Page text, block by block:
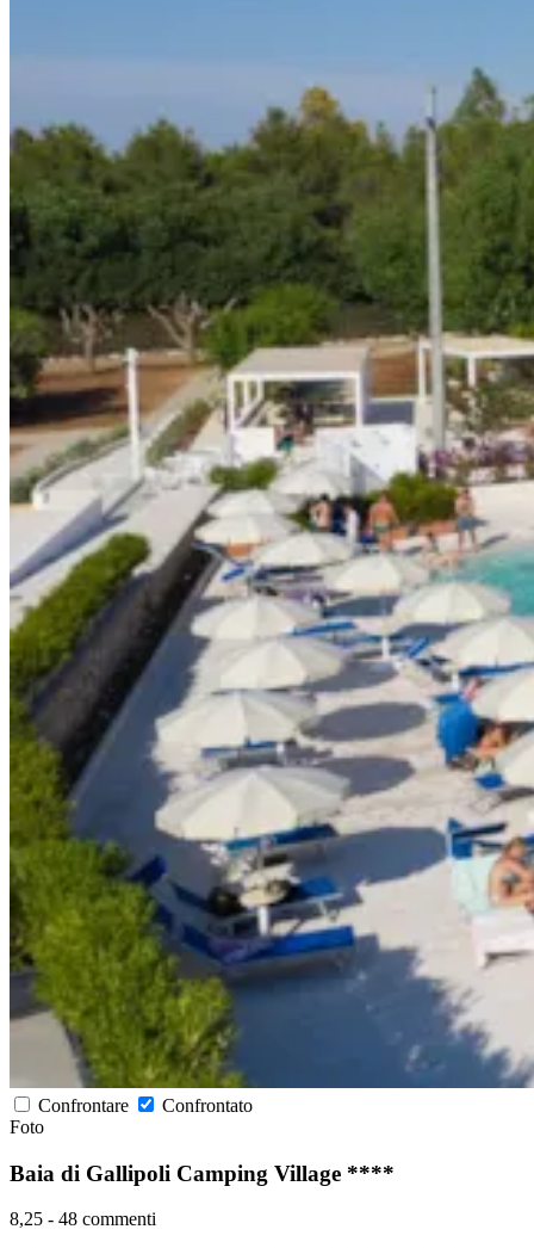
Confrontare
Confrontato
Foto
Baia di Gallipoli Camping Village ****
8,25 - 48 commenti